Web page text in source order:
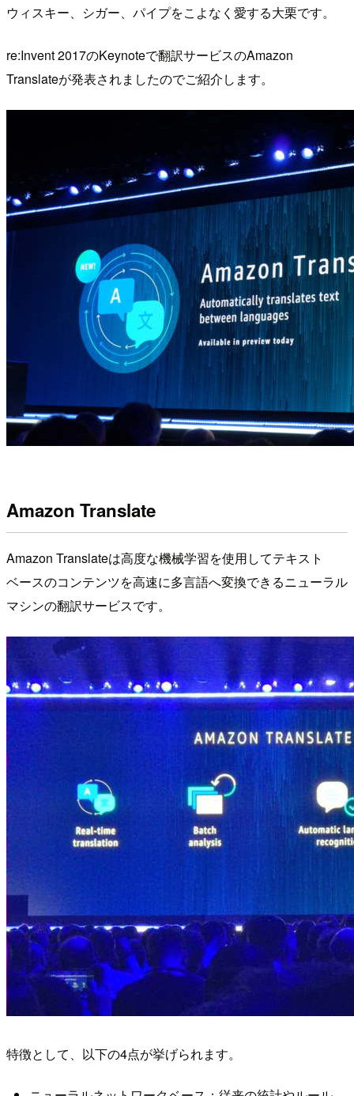
ウィスキー、シガー、パイプをこよなく愛する大栗です。
re:Invent 2017のKeynoteで翻訳サービスのAmazon
Translateが発表されましたのでご紹介します。
Amazon Translate
Amazon Translateは高度な機械学習を使用してテキスト
ベースのコンテンツを高速に多言語へ変換できるニューラル
マシンの翻訳サービスです。
特徴として、以下の4点が挙げられます。